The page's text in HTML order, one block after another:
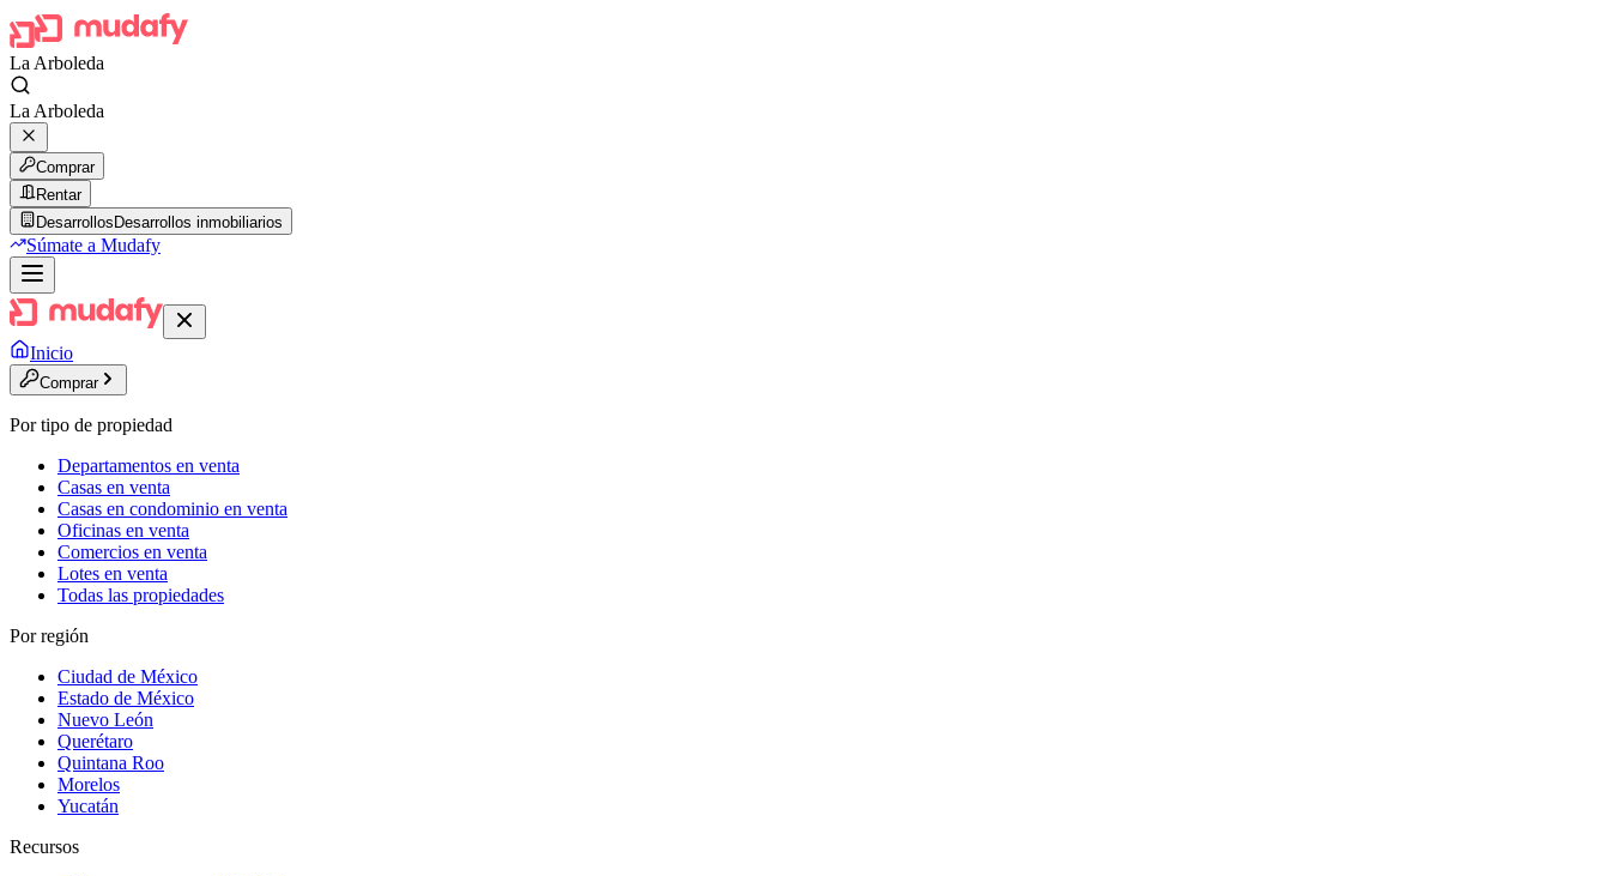
La Arboleda
La Arboleda
Comprar
Rentar
Desarrollos Desarrollos inmobiliarios
Súmate a Mudafy
Inicio
Comprar
Por tipo de propiedad
Departamentos en venta
Casas en venta
Casas en condominio en venta
Oficinas en venta
Comercios en venta
Lotes en venta
Todas las propiedades
Por región
Ciudad de México
Estado de México
Nuevo León
Querétaro
Quintana Roo
Morelos
Yucatán
Recursos